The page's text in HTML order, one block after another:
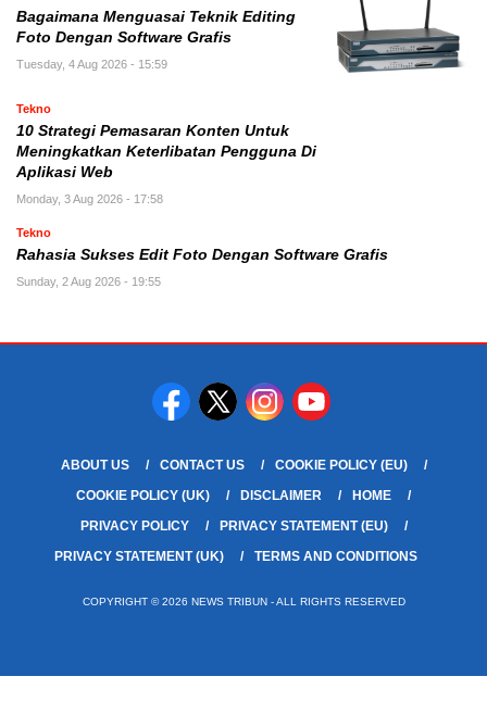
Bagaimana Menguasai Teknik Editing
Foto Dengan Software Grafis
Tuesday, 4 Aug 2026 - 15:59
Tekno
10 Strategi Pemasaran Konten Untuk
Meningkatkan Keterlibatan Pengguna Di
Aplikasi Web
Monday, 3 Aug 2026 - 17:58
Tekno
Rahasia Sukses Edit Foto Dengan Software Grafis
Sunday, 2 Aug 2026 - 19:55
ABOUT US CONTACT US
COOKIE POLICY (EU)
COOKIE POLICY (UK)
DISCLAIMER
HOME
PRIVACY POLICY
PRIVACY STATEMENT (EU)
PRIVACY STATEMENT (UK)
TERMS AND CONDITIONS
COPYRIGHT © 2026 NEWS TRIBUN - ALL RIGHTS RESERVED